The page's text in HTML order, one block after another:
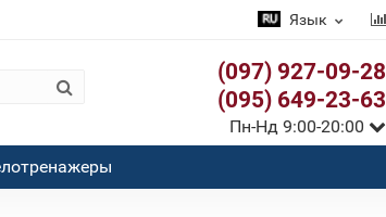
Язык
(097) 927-09-28
(095) 649-23-63
Пн-Нд 9:00-20:00